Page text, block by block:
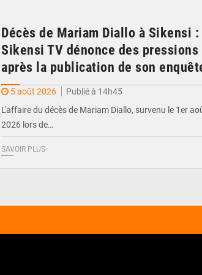
Décès de Mariam Diallo à Sikensi :
Sikensi TV dénonce des pressions
après la publication de son
5 août 2026
Publié à 14h45
L'affaire du décès de Mariam Diallo, survenu le 1er
2026 lors de…
SAVOIR PLUS